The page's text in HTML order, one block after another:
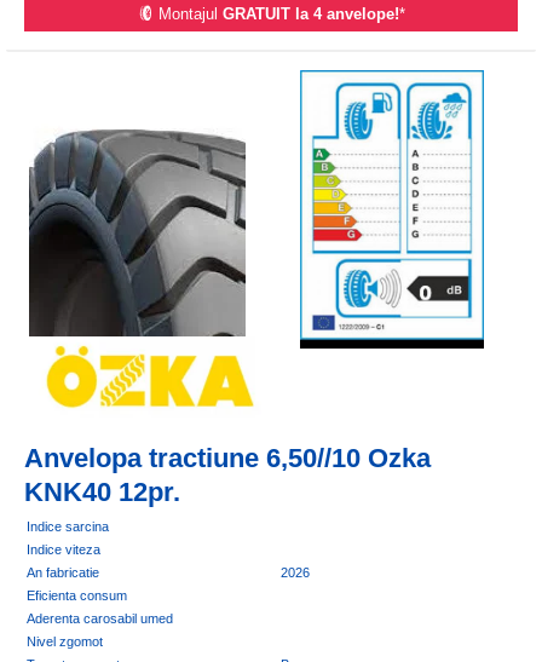
Montajul GRATUIT la 4 anvelope!*
Anvelopa tractiune 6,50//10 Ozka
KNK40 12pr.
Indice sarcina
Indice viteza
An fabricatie
2026
Eficienta consum
Aderenta carosabil umed
Nivel zgomot